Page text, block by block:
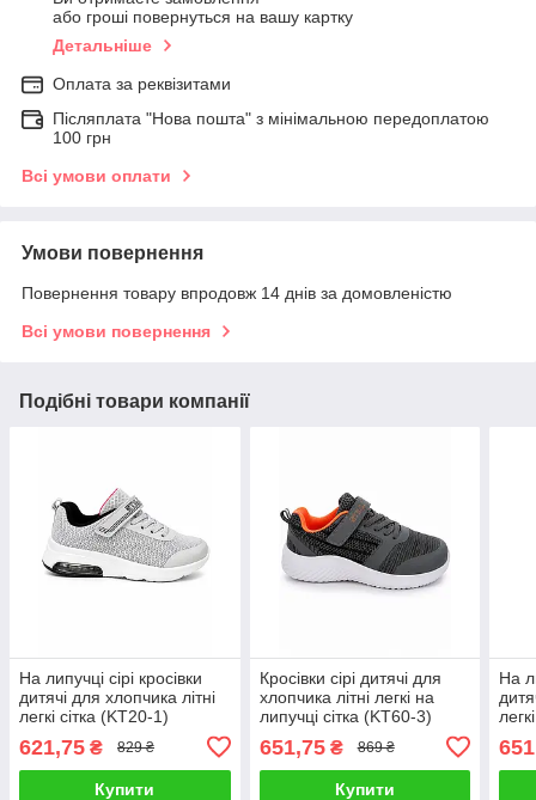
або гроші повернуться на вашу картку
Детальніше
Оплата за реквізитами
Післяплата "Нова пошта" з мінімальною передоплатою
100 грн
Всі умови оплати
Умови повернення
Повернення товару впродовж 14 днів за домовленістю
Всі умови повернення
Подібні товари компанії
На липучці сірі кросівки
дитячі для хлопчика літні
легкі сітка (KT20-1)
621,75 ₴ 829 ₴
Купити
Кросівки сірі дитячі для
хлопчика літні легкі на
липучці сітка (KT60-3)
651,75₴ 869 ₴
Купити
На